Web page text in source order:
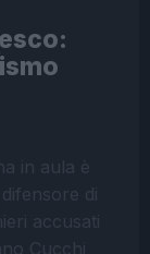
in aula è
di
accusati
Cucchi